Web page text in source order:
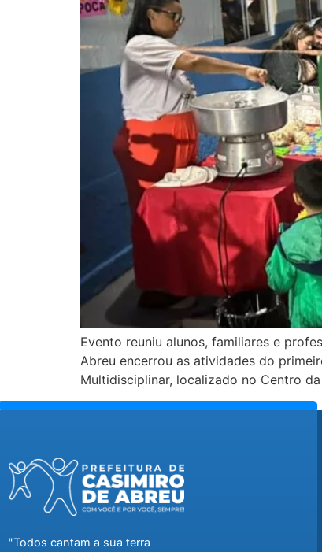
Evento reuniu alunos, familiares e
Abreu encerrou as atividades do
Multidisciplinar, localizado no Centro
"Todos cantam a sua terra